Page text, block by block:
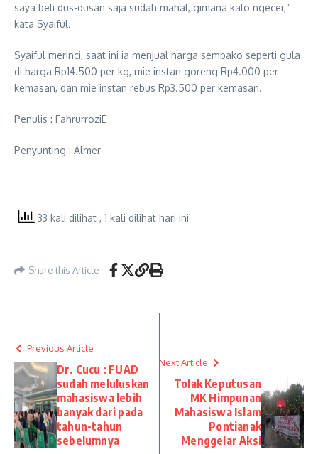
saya beli dus-dusan saja sudah mahal, gimana kalo ngecer,”
kata Syaiful.
Syaiful merinci, saat ini ia menjual harga sembako seperti gula
di harga Rp14.500 per kg, mie instan goreng Rp4.000 per
kemasan, dan mie instan rebus Rp3.500 per kemasan.
Penulis : FahrurroziE
Penyunting : Almer
33 kali dilihat , 1 kali dilihat hari ini
Share this Article
Previous Article
Dr. Cucu : FUAD
sudah meluluskan
mahasiswa lebih
banyak dari pada
tahun-tahun
sebelumnya
Next Article
Tolak Keputusan
MK Himpunan
Mahasiswa Islam
Pontianak
Menggelar Aksi